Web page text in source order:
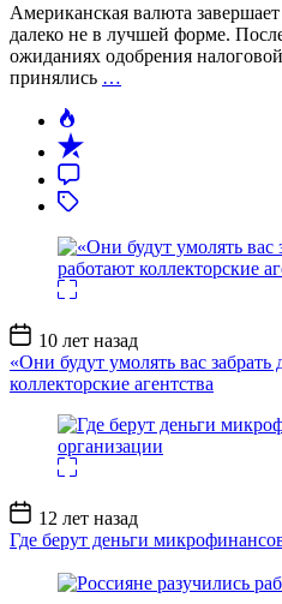
Американская валюта
далеко не в лучшей форме.
ожиданиях одобрения
принялись …
Дата
записи
10 лет назад
«Они будут умолять вас
коллекторские агентства
Дата
записи
12 лет назад
Где берут деньги